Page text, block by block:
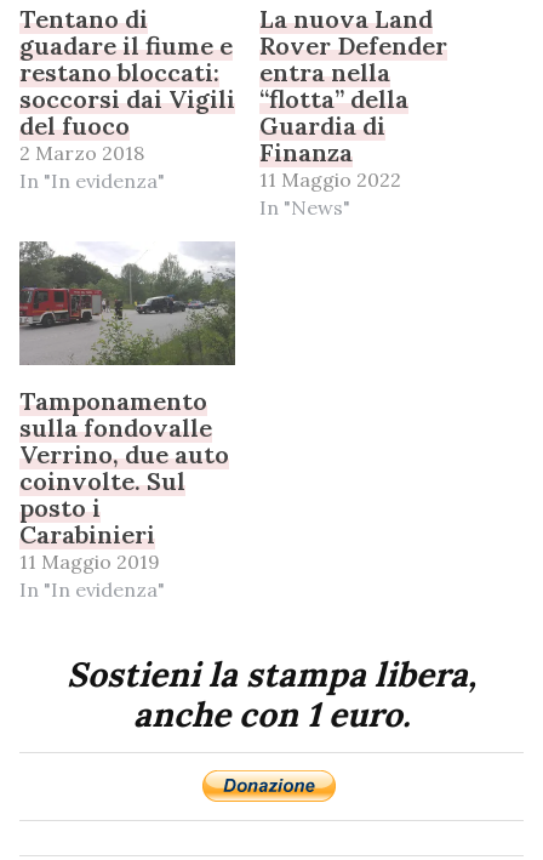
Tentano di
guadare il fiume e
restano bloccati:
soccorsi dai Vigili
del fuoco
2 Marzo 2018
In "In evidenza"
La nuova Land
Rover Defender
entra nella
“flotta” della
Guardia di
Finanza
11 Maggio 2022
In "News"
Tamponamento
sulla fondovalle
Verrino, due auto
coinvolte. Sul
posto i
Carabinieri
11 Maggio 2019
In "In evidenza"
Sostieni la stampa libera,
anche con 1 euro.